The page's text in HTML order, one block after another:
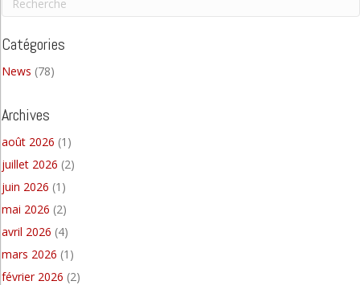
Catégories
News (78)
Archives
août 2026 (1)
juillet 2026 (2)
juin 2026 (1)
mai 2026 (2)
avril 2026 (4)
mars 2026 (1)
février 2026 (2)